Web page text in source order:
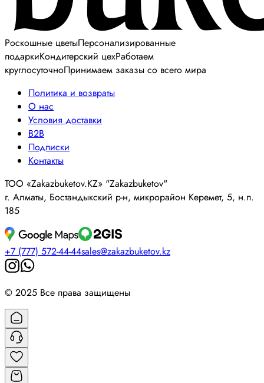
Роскошные цветыПерсонализированные
подаркиКондитерский цехРаботаем
круглосуточноПринимаем заказы со всего мира
Политика и возвраты
О нас
Условия доставки
B2B
Подписки
Контакты
ТОО «Zakazbuketov.KZ» "Zakazbuketov"
г. Алматы, Бостандыкский р-н, микрорайон Керемет, 5, н.п.
185
+7 (777) 572-44-44sales@zakazbuketov.kz
© 2025 Все права защищены